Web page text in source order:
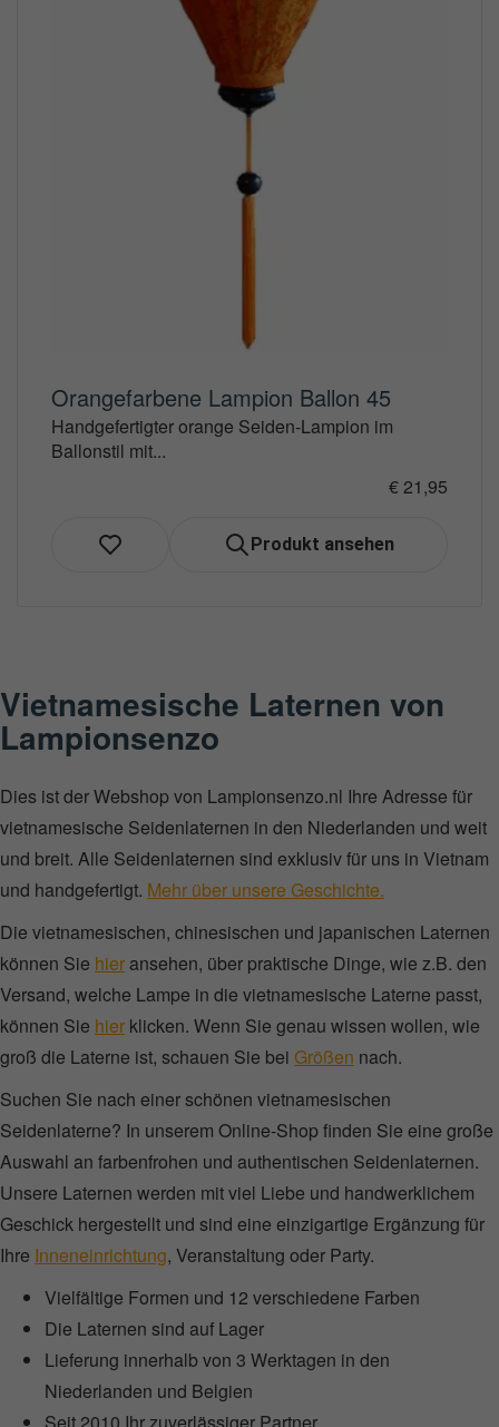
Orangefarbene Lampion Ballon 45
Handgefertigter orange Seiden-Lampion im
Ballonstil mit...
€ 21,95
Produkt ansehen
Vietnamesische Laternen von
Lampionsenzo
Dies ist der Webshop von Lampionsenzo.nl Ihre Adresse für
vietnamesische Seidenlaternen in den Niederlanden und weit
und breit. Alle Seidenlaternen sind exklusiv für uns in Vietnam
und handgefertigt. Mehr über unsere Geschichte.
Die vietnamesischen, chinesischen und japanischen Laternen
können Sie hier ansehen, über praktische Dinge, wie z.B. den
Versand, welche Lampe in die vietnamesische Laterne passt,
können Sie hier klicken. Wenn Sie genau wissen wollen, wie
groß die Laterne ist, schauen Sie bei Größen nach.
Suchen Sie nach einer schönen vietnamesischen
Seidenlaterne? In unserem Online-Shop finden Sie eine große
Auswahl an farbenfrohen und authentischen Seidenlaternen.
Unsere Laternen werden mit viel Liebe und handwerklichem
Geschick hergestellt und sind eine einzigartige Ergänzung für
Ihre Inneneinrichtung, Veranstaltung oder Party.
Vielfältige Formen und 12 verschiedene Farben
Die Laternen sind auf Lager
Lieferung innerhalb von 3 Werktagen in den
Niederlanden und Belgien